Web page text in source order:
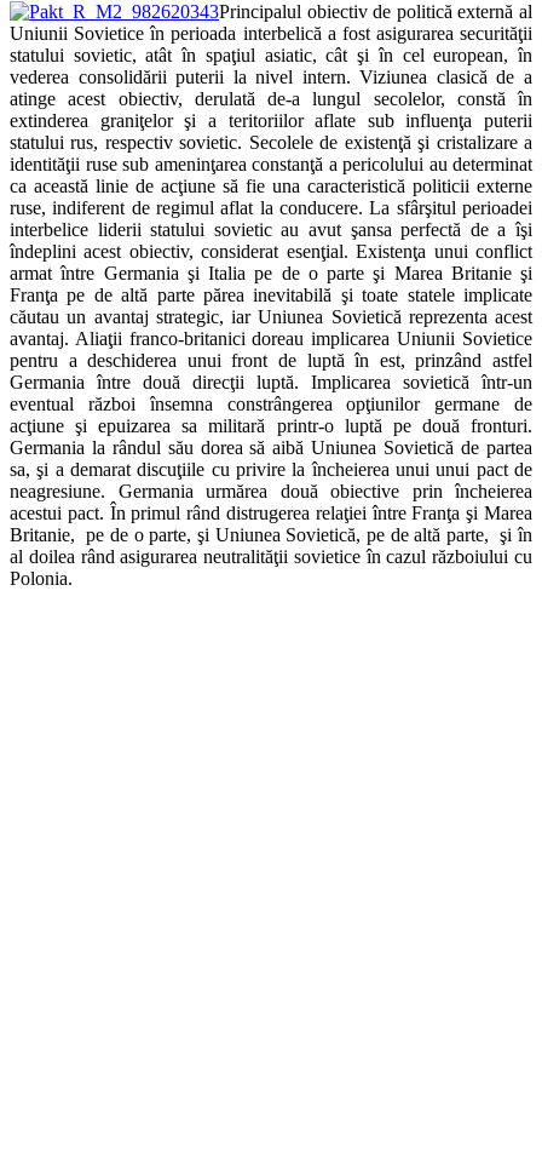
Principalul obiectiv de politică externă al
Uniunii Sovietice în perioada interbelică a fost asigurarea securităţii
statului sovietic, atât în spaţiul asiatic, cât şi în cel european, în
vederea consolidării puterii la nivel intern. Viziunea clasică de a
atinge acest obiectiv, derulată de-a lungul secolelor, constă în
extinderea graniţelor şi a teritoriilor aflate sub influenţa puterii
statului rus, respectiv sovietic. Secolele de existenţă şi cristalizare a
identităţii ruse sub ameninţarea constanţă a pericolului au determinat
ca această linie de acţiune să fie una caracteristică politicii externe
ruse, indiferent de regimul aflat la conducere. La sfârşitul perioadei
interbelice liderii statului sovietic au avut şansa perfectă de a îşi
îndeplini acest obiectiv, considerat esenţial. Existenţa unui conflict
armat între Germania şi Italia pe de o parte şi Marea Britanie şi
Franţa pe de altă parte părea inevitabilă şi toate statele implicate
căutau un avantaj strategic, iar Uniunea Sovietică reprezenta acest
avantaj. Aliaţii franco-britanici doreau implicarea Uniunii Sovietice
pentru a deschiderea unui front de luptă în est, prinzând astfel
Germania între două direcţii luptă. Implicarea sovietică într-un
eventual război însemna constrângerea opţiunilor germane de
acţiune şi epuizarea sa militară printr-o luptă pe două fronturi.
Germania la rândul său dorea să aibă Uniunea Sovietică de partea
sa, şi a demarat discuţiile cu privire la încheierea unui unui pact de
neagresiune. Germania urmărea două obiective prin încheierea
acestui pact. În primul rând distrugerea relaţiei între Franţa şi Marea
Britanie, pe de o parte, şi Uniunea Sovietică, pe de altă parte, şi în
al doilea rând asigurarea neutralităţii sovietice în cazul războiului cu
Polonia.